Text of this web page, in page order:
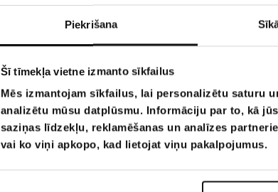
Piekrišana
Šī tīmekļa vietne izmanto sīkfailus
Mēs izmantojam sīkfailus, lai personalizētu saturu
analizētu mūsu datplūsmu. Informāciju par to, kā
saziņas līdzekļu, reklamēšanas un analīzes
vai ko viņi apkopo, kad lietojat viņu pakalpojumus.